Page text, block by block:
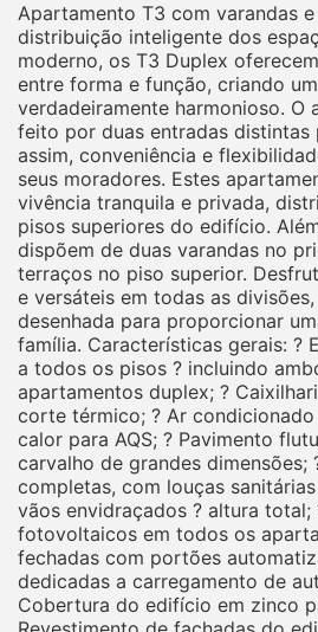
Apartamento T3 com varandas
distribuição inteligente dos
moderno, os T3 Duplex
entre forma e função, criando
verdadeiramente harmonioso. O
feito por duas entradas distintas
assim, conveniência e
seus moradores. Estes
vivência tranquila e privada,
pisos superiores do edifício.
dispõem de duas varandas no
terraços no piso superior.
e versáteis em todas as
desenhada para proporcionar
família. Características gerais: ?
a todos os pisos ? incluindo
apartamentos duplex; ?
corte térmico; ? Ar condicionado
calor para AQS; ? Pavimento
carvalho de grandes dimensões;
completas, com louças
vãos envidraçados ? altura total;
fotovoltaicos em todos os
fechadas com portões
dedicadas a carregamento de
Cobertura do edifício em zinco